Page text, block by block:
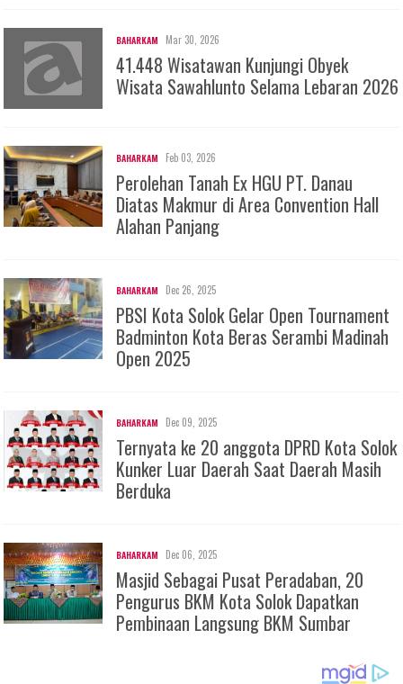
BAHARKAM Mar 30, 2026
41.448 Wisatawan Kunjungi Obyek
Wisata Sawahlunto Selama Lebaran 2026
BAHARKAM Feb 03, 2026
Perolehan Tanah Ex HGU PT. Danau
Diatas Makmur di Area Convention Hall
Alahan Panjang
BAHARKAM Dec 26, 2025
PBSI Kota Solok Gelar Open Tournament
Badminton Kota Beras Serambi Madinah
Open 2025
BAHARKAM Dec 09, 2025
Ternyata ke 20 anggota DPRD Kota Solok
Kunker Luar Daerah Saat Daerah Masih
Berduka
BAHARKAM Dec 06, 2025
Masjid Sebagai Pusat Peradaban, 20
Pengurus BKM Kota Solok Dapatkan
Pembinaan Langsung BKM Sumbar